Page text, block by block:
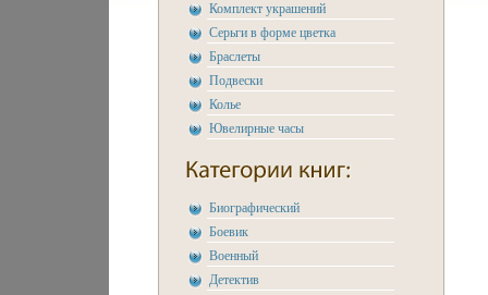
Комплект украшений
Серьги в форме цветка
Браслеты
Подвески
Колье
Ювелирные часы
Биографический
Боевик
Военный
Детектив